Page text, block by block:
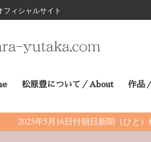
ィシャルサイト
松原豊について／About 作品
2025年5月16日付朝日新聞（ひと